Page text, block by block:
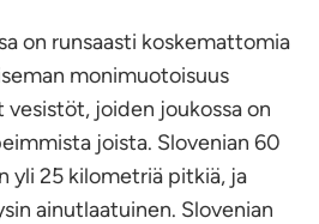
on runsaasti koskemattomia
monimuotoisuus
vesistöt, joiden joukossa on
joista. Slovenian 60
yli 25 kilometriä pitkiä, ja
ainutlaatuinen. Slovenian